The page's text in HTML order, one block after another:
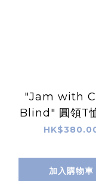
"Jam with
Blind" 圓領T恤
mop 版)
加入購物車